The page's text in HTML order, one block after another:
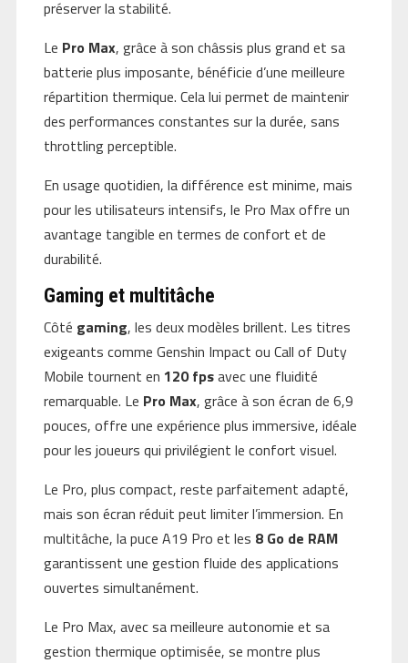
préserver la stabilité.
Le Pro Max, grâce à son châssis plus grand et sa
batterie plus imposante, bénéficie d’une meilleure
répartition thermique. Cela lui permet de maintenir
des performances constantes sur la durée, sans
throttling perceptible.
En usage quotidien, la différence est minime, mais
pour les utilisateurs intensifs, le Pro Max offre un
avantage tangible en termes de confort et de
durabilité.
Gaming et multitâche
Côté gaming, les deux modèles brillent. Les titres
exigeants comme Genshin Impact ou Call of Duty
Mobile tournent en 120 fpsavec une fluidité
remarquable. Le Pro Max, grâce à son écran de 6,9
pouces, offre une expérience plus immersive, idéale
pour les joueurs qui privilégient le confort visuel.
Le Pro, plus compact, reste parfaitement adapté,
mais son écran réduit peut limiter l’immersion. En
multitâche, la puce A19 Pro et les 8 Go de RAM
garantissent une gestion fluide des applications
ouvertes simultanément.
Le Pro Max, avec sa meilleure autonomie et sa
gestion thermique optimisée, se montre plus